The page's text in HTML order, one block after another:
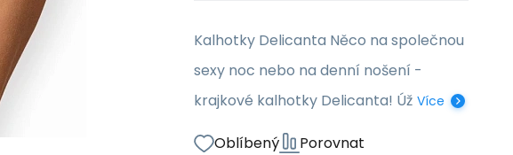
Kalhotky Delicanta Něco na společnou
sexy noc nebo na denní nošení -
krajkové kalhotky Delicanta! Úž Více
Oblíbený Porovnat